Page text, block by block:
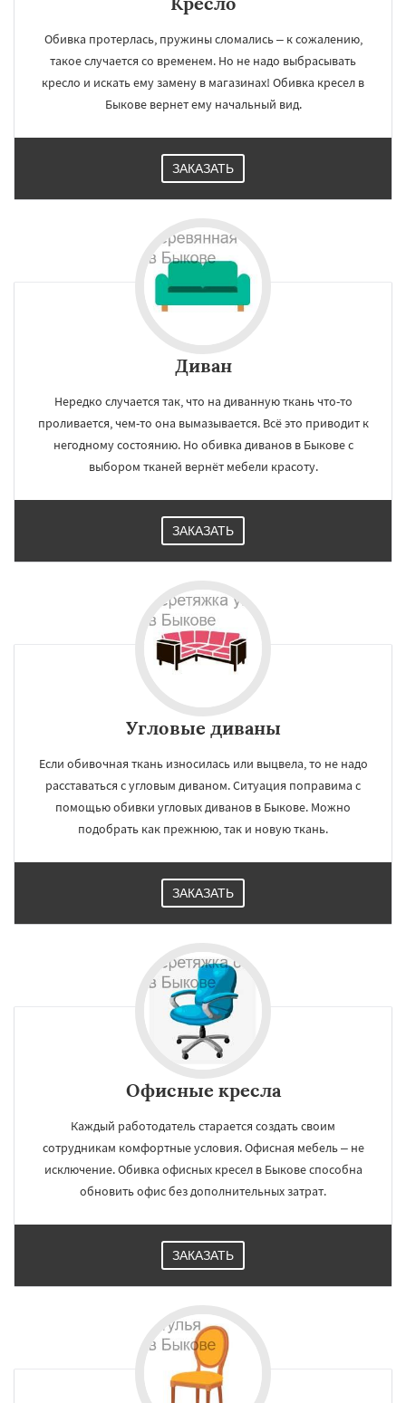
Обивка протерлась, пружины сломались – к сожалению,
такое случается со временем. Но не надо выбрасывать
кресло и искать ему замену в магазинах! Обивка кресел в
Быкове вернет ему начальный вид.
ЗАКАЗАТЬ
Диван
Нередко случается так, что на диванную ткань что-то
проливается, чем-то она вымазывается. Всё это приводит к
негодному состоянию. Но обивка диванов в Быкове с
выбором тканей вернёт мебели красоту.
ЗАКАЗАТЬ
Угловые диваны
Если обивочная ткань износилась или выцвела, то не надо
расставаться с угловым диваном. Ситуация поправима с
помощью обивки угловых диванов в Быкове. Можно
подобрать как прежнюю, так и новую ткань.
ЗАКАЗАТЬ
Офисные кресла
Каждый работодатель старается создать своим
сотрудникам комфортные условия. Офисная мебель – не
исключение. Обивка офисных кресел в Быкове способна
обновить офис без дополнительных затрат.
ЗАКАЗАТЬ